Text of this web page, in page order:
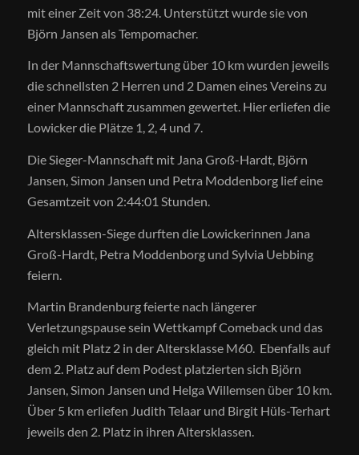
mit einer Zeit von 38:24. Unterstützt wurde sie von
Björn Jansen als Tempomacher.
In der Mannschaftswertung über 10 km wurden jeweils
die schnellsten 2 Herren und 2 Damen eines Vereins zu
einer Mannschaft zusammen gewertet. Hier erliefen die
Lowicker die Plätze 1, 2, 4 und 7.
Die Sieger-Mannschaft mit Jana Groß-Hardt, Björn
Jansen, Simon Jansen und Petra Moddenborg lief eine
Gesamtzeit von 2:44:01 Stunden.
Altersklassen-Siege durften die Lowickerinnen Jana
Groß-Hardt, Petra Moddenborg und Sylvia Uebbing
feiern.
Martin Brandenburg feierte nach längerer
Verletzungspause sein Wettkampf Comeback und das
gleich mit Platz 2 in der Altersklasse M60. Ebenfalls auf
dem 2. Platz auf dem Podest platzierten sich Björn
Jansen, Simon Jansen und Helga Willemsen über 10 km.
Über 5 km erliefen Judith Telaar und Birgit Hüls-Terhart
jeweils den 2. Platz in ihren Altersklassen.